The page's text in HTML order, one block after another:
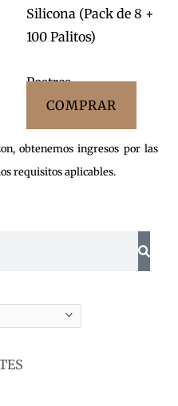
Silicona (Pack de 8 +
100 Palitos)
Postres
COMPRAR
obtenemos ingresos por las
requisitos aplicables.